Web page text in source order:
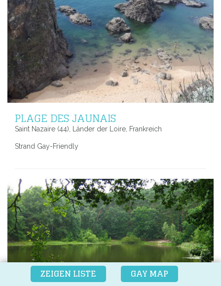
PLAGE DES JAUNAIS
Saint Nazaire (44), Länder der Loire, Frankreich
Strand Gay-Friendly
ZEIGEN LISTE GAY MAP